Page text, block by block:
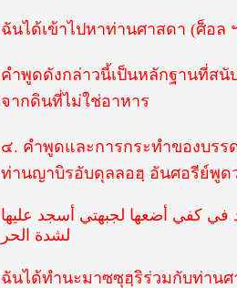
ฉันได้เข้าไปหาท่านศาสดา (ศ็อ
คำพูดดังกล่าวนี้เป็นหลักฐานที่ส
จากดินที่ไม่ใช่อาหาร
๔. คำพูดและการกระทำของบรร
ท่านญาบิรอับดุลลอฮฺ อันศอรีย์พูด
كفي أضعها لجبهتي أسجد عليها
لشدة الحر
ฉันได้ทำนะมาซซุฮฺริร่วมกับท่าน